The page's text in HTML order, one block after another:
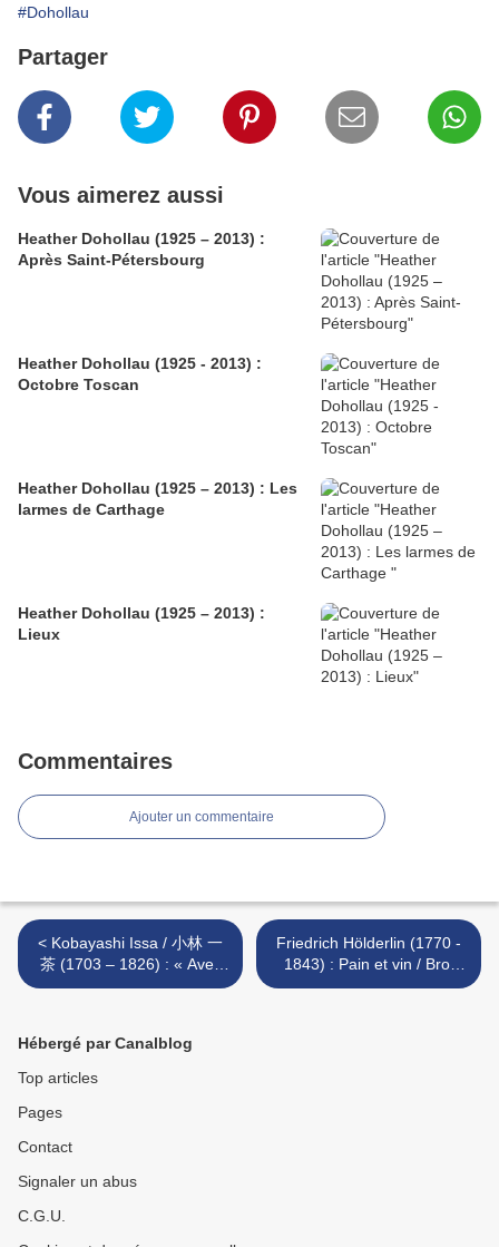
#Dohollau
Partager
Vous aimerez aussi
Heather Dohollau (1925 – 2013) :
Après Saint-Pétersbourg
Heather Dohollau (1925 - 2013) :
Octobre Toscan
Heather Dohollau (1925 – 2013) : Les
larmes de Carthage
Heather Dohollau (1925 – 2013) :
Lieux
Commentaires
Ajouter un commentaire
< Kobayashi Issa / 小林 一
茶 (1703 – 1826) : « Avec
quel regard d’envie... »
Friedrich Hölderlin (1770 -
1843) : Pain et vin / Brot
und wein >
Hébergé par Canalblog
Top articles
Pages
Contact
Signaler un abus
C.G.U.